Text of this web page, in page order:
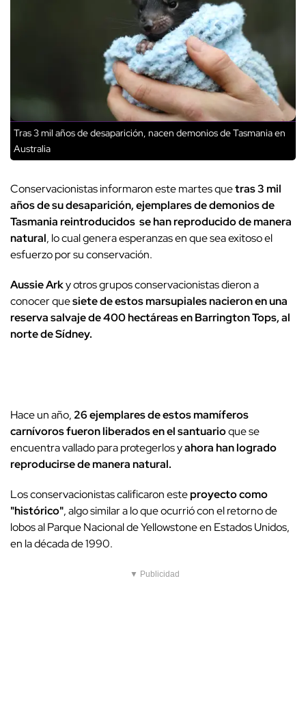
Tras 3 mil años de desaparición, nacen demonios de Tasmania en
Australia
Conservacionistas informaron este martes quetras 3 mil
años de su desaparición, ejemplares de demonios de
Tasmania reintroducidos se han reproducido de manera
natural, lo cual genera esperanzas en que sea exitoso el
esfuerzo por su conservación.
Aussie Arky otros grupos conservacionistas dieron a
conocer quesiete de estos marsupiales nacieron en una
reserva salvaje de 400 hectáreas en Barrington Tops, al
norte de Sídney.
Hace un año, 26 ejemplares de estos mamíferos
carnívoros fueron liberados en el santuarioque se
encuentra vallado para protegerlos yahora han logrado
reproducirse de manera natural.
Los conservacionistas calificaron esteproyecto como
"histórico", algo similar a lo que ocurrió con el retorno de
lobos al Parque Nacional de Yellowstone en Estados Unidos,
en la década de 1990.
▼ Publicidad